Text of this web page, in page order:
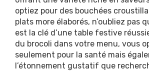
optiez pour des bouchées
plats more élaborés, n’oubliez pas
est la clé d’une table festive
du brocoli dans votre menu, vous
seulement pour la santé mais
l’étonnement gustatif que